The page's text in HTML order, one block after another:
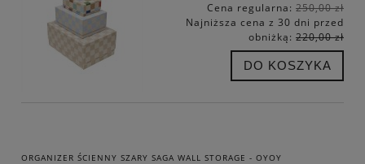
Cena regularna: 250,00 zł
Najniższa cena z 30 dni przed
obniżką: 220,00 zł
DO KOSZYKA
ORGANIZER ŚCIENNY SZARY SAGA WALL STORAGE - OYOY